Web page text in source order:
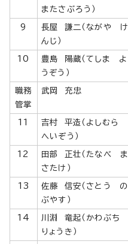
またさぶろう）
9
長屋 謙二（ながや け
んじ）
10
豊島 陽蔵（てしま よ
うぞう）
職務
管掌
武岡 充忠
11
吉村 平造（よしむら
へいぞう）
12
田部 正壮（たなべ ま
さたけ）
13
佐藤 信安（さとう の
ぶやす）
14
川淵 竜起（かわぶち
りょうき）